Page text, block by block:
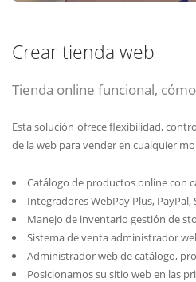
Crear tienda web
Tienda online funcional,
Esta solución ofrece flexibilidad,
de la web para vender en cualquier
Catálogo de productos online con
Integradores WebPay Plus, PayPal,
Manejo de inventario gestión de
Sistema de venta administrador
Administrador web de catálogo,
Posicionamos su sitio web en las